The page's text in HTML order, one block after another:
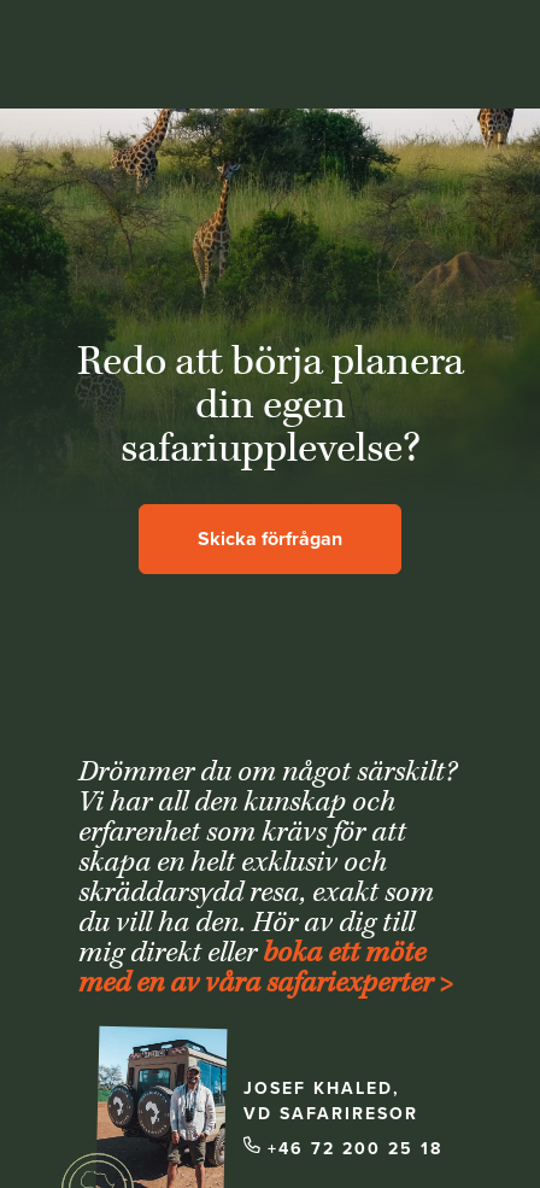
Redo att börja planera
din egen
safariupplevelse?
Skicka förfrågan
Drömmer du om något särskilt?
Vi har all den kunskap och
erfarenhet som krävs för att
skapa en helt exklusiv och
skräddarsydd resa, exakt som
du vill ha den. Hör av dig till
mig direkt ellerboka ett möte
med en av våra safariexperter >
JOSEF KHALED,
VD SAFARIRESOR
+46 72 200 25 18